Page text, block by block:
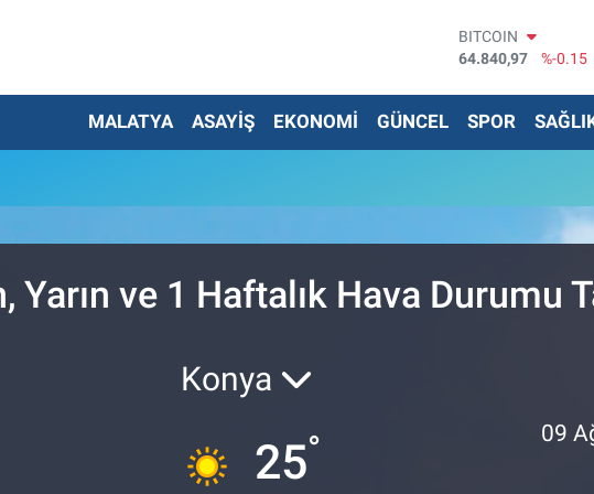
BITCOIN
64.840,97
%-0.15
EURO
55,2510
%0.32
MALATYA ASAYİŞ EKONOMİ GÜNCEL SPOR
Yarın ve 1 Haftalık Hava Durumu
Konya
25° 09